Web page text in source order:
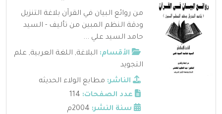
من روائع البيان في القرآن بلاغة التنزيل
ودقة النظم المبين من تأليف - السيد
حامد السيد علي ...
الأقسام: البلاغة, اللغة العربية, علم
التجويد
الناشر: مطابع الولاء الحديثه
عدد الصفحات:
سنة النشر: